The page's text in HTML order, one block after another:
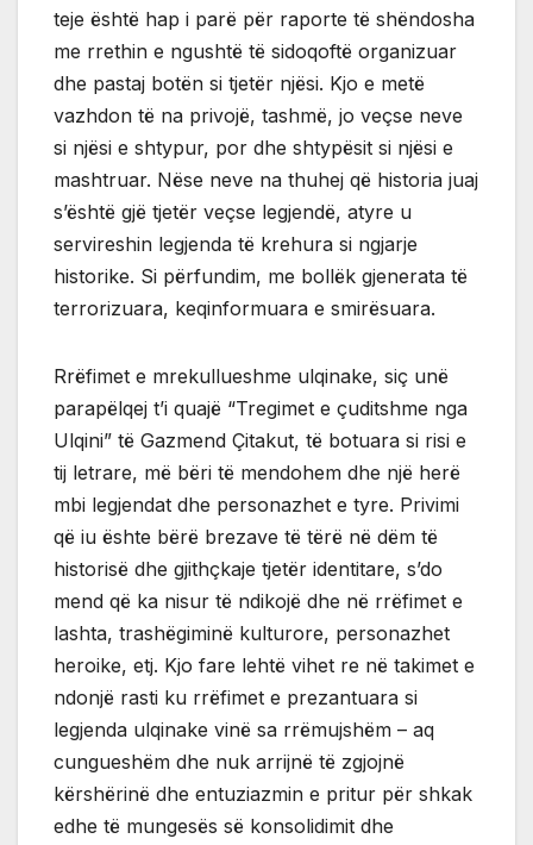
teje është hap i parë për raporte të shëndosha
me rrethin e ngushtë të sidoqoftë organizuar
dhe pastaj botën si tjetër njësi. Kjo e metë
vazhdon të na privojë, tashmë, jo veçse neve
si njësi e shtypur, por dhe shtypësit si njësi e
mashtruar. Nëse neve na thuhej që historia juaj
s’është gjë tjetër veçse legjendë, atyre u
servireshin legjenda të krehura si ngjarje
historike. Si përfundim, me bollëk gjenerata të
terrorizuara, keqinformuara e smirësuara.
Rrëfimet e mrekullueshme ulqinake, siç unë
parapëlqej t’i quajë “Tregimet e çuditshme nga
Ulqini” të Gazmend Çitakut, të botuara si risi e
tij letrare, më bëri të mendohem dhe një herë
mbi legjendat dhe personazhet e tyre. Privimi
që iu ështe bërë brezave të tërë në dëm të
historisë dhe gjithçkaje tjetër identitare, s’do
mend që ka nisur të ndikojë dhe në rrëfimet e
lashta, trashëgiminë kulturore, personazhet
heroike, etj. Kjo fare lehtë vihet re në takimet e
ndonjë rasti ku rrëfimet e prezantuara si
legjenda ulqinake vinë sa rrëmujshëm – aq
cungueshëm dhe nuk arrijnë të zgjojnë
kërshërinë dhe entuziazmin e pritur për shkak
edhe të mungesës së konsolidimit dhe